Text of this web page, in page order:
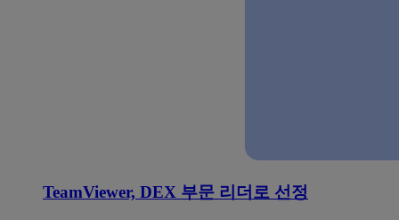
TeamViewer, DEX 부문 리더로 선정